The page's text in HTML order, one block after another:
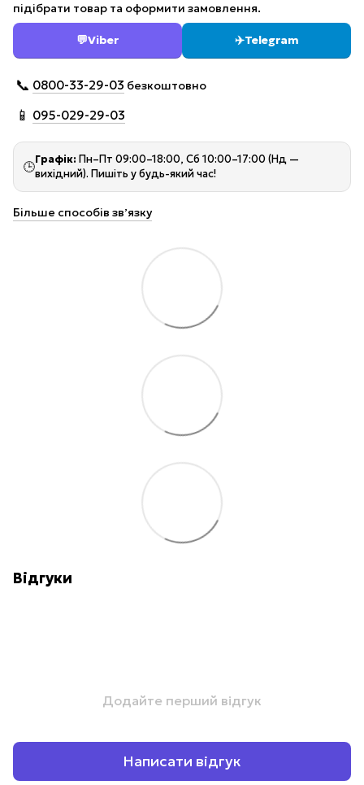
підібрати товар та оформити замовлення.
💬Viber ✈️Telegram
📞 0800-33-29-03 безкоштовно
📱 095-029-29-03
🕒
Графік: Пн–Пт 09:00–18:00, Сб 10:00–17:00 (Нд —
вихідний). Пишіть у будь-який час!
Більше способів звʼязку
Відгуки
Додайте перший відгук
Написати відгук